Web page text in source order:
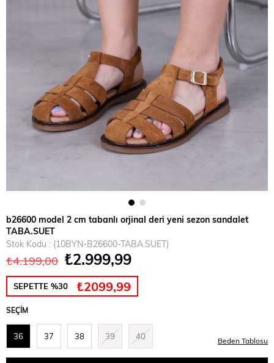
b26600 model 2 cm tabanlı orjinal deri yeni sezon sandalet
TABA.SUET
Stok Kodu
(10BYN-B26600-TABA.SUET)
₺4.199,00 ₺2.999,99
SEPETTE %30 ₺2099,99
SEÇIM
36 37 38 39 40 Beden Tablosu